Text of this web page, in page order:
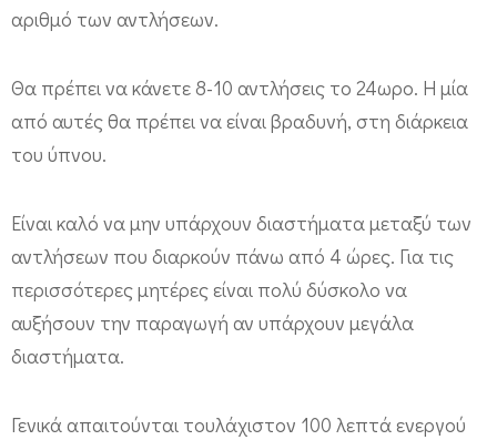
αριθμό των αντλήσεων.
Θα πρέπει να κάνετε 8-10 αντλήσεις το 24ωρο. Η μία
από αυτές θα πρέπει να είναι βραδυνή, στη διάρκεια
του ύπνου.
Είναι καλό να μην υπάρχουν διαστήματα μεταξύ των
αντλήσεων που διαρκούν πάνω από 4 ώρες. Για τις
περισσότερες μητέρες είναι πολύ δύσκολο να
αυξήσουν την παραγωγή αν υπάρχουν μεγάλα
διαστήματα.
Γενικά απαιτούνται τουλάχιστον 100 λεπτά ενεργού